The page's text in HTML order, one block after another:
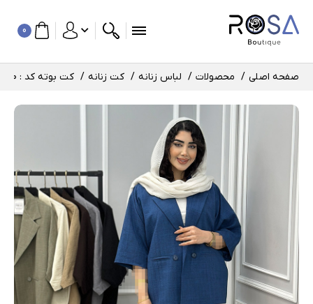
0
صفحه اصلی محصولات لباس زنانه کت زنانه کت بوته کد : 10680